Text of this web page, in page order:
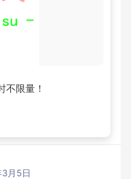
限量！
月5日